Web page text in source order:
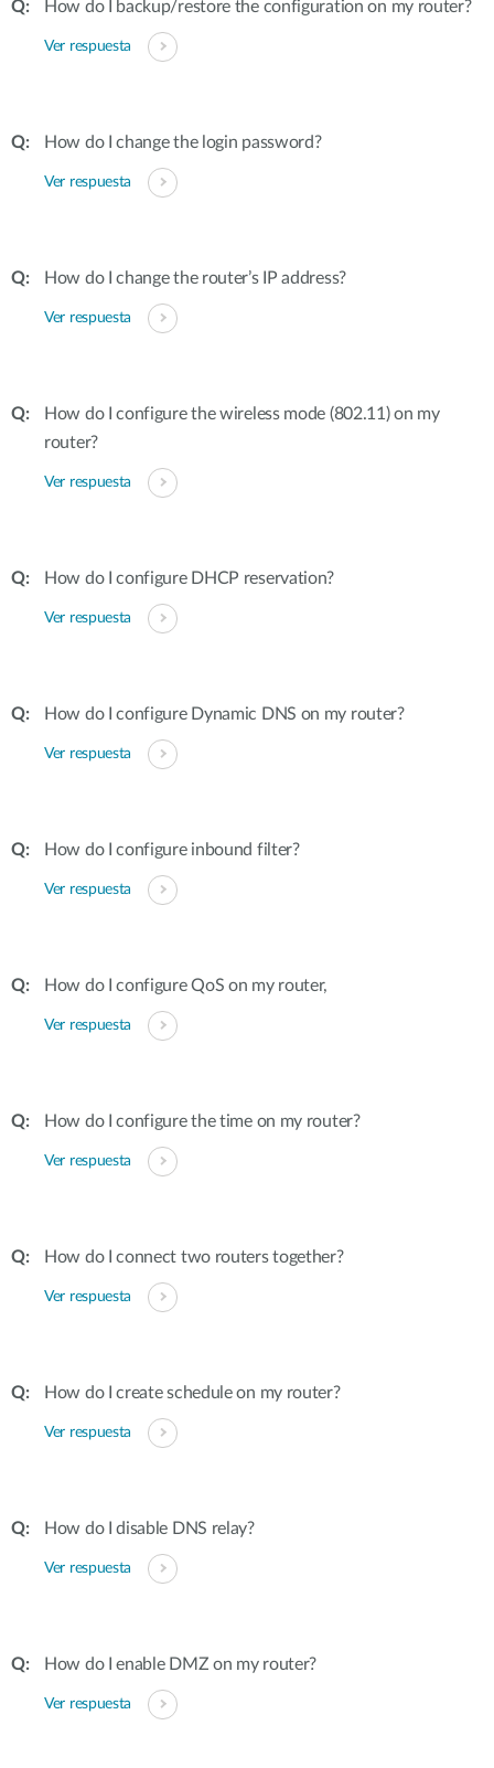
How do I backup/restore the configuration on my router?
Ver respuesta
How do I change the login password?
Ver respuesta
How do I change the router’s IP address?
Ver respuesta
How do I configure the wireless mode (802.11) on my
router?
Ver respuesta
How do I configure DHCP reservation?
Ver respuesta
How do I configure Dynamic DNS on my router?
Ver respuesta
How do I configure inbound filter?
Ver respuesta
How do I configure QoS on my router,
Ver respuesta
How do I configure the time on my router?
Ver respuesta
How do I connect two routers together?
Ver respuesta
How do I create schedule on my router?
Ver respuesta
How do I disable DNS relay?
Ver respuesta
How do I enable DMZ on my router?
Ver respuesta